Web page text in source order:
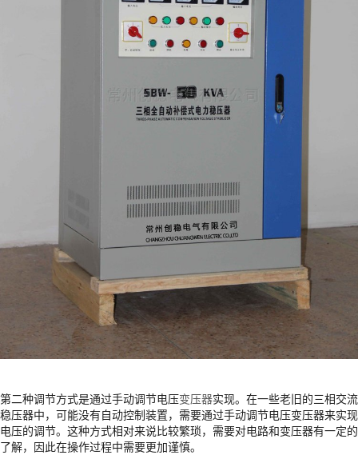
第二种调节方式是通过手动调节电压变压器实现。在一些老旧的三相交流
稳压器中，可能没有自动控制装置，需要通过手动调节电压变压器来实现
电压的调节。这种方式相对来说比较繁琐，需要对电路和变压器有一定的
了解，因此在操作过程中需要更加谨慎。